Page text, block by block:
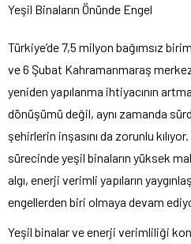
Yeşil Binaların Önünde Engel
Türkiye’de 7,5 milyon bağımsız
ve 6 Şubat Kahramanmaraş
yeniden yapılanma ihtiyacının
dönüşümü değil, aynı zamanda
şehirlerin inşasını da zorunlu
sürecinde yeşil binaların yüksek
algı, enerji verimli yapıların
engellerden biri olmaya devam
Yeşil binalar ve enerji verimliliği